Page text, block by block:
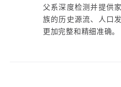
父系深度检测并提供
族的历史源流、人口
更加完整和精细准确。